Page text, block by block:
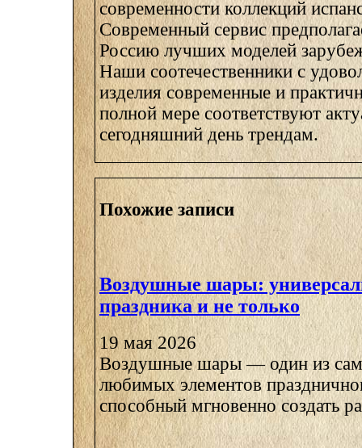
современности коллекций
Современный сервис
Россию лучших моделей
Наши соотечественники с
изделия современные и
полной мере соответствуют
сегодняшний день трендам.
Похожие записи
Воздушные шары:
праздника и не только
19 мая 2026
Воздушные шары — один из
любимых элементов
способный мгновенно создать